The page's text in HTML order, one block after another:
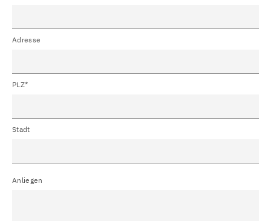
Adresse
PLZ*
Stadt
Anliegen